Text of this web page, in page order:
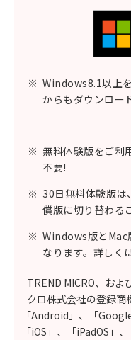
※ Windows8.1以上
からもダウンロー
※ 無料体験版をご利
不要!
※ 30日無料体験版は
償版に切り替わる
※ Windows版とMac
なります。詳しく
TREND MICRO、およ
クロ株式会社の登録商
「Android」、「
「iOS」、「iPadOS」